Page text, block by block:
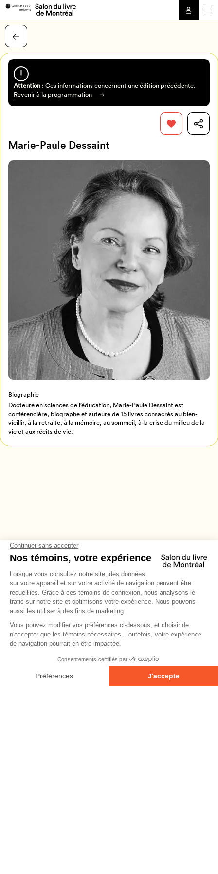
Programmation
Billetterie
Retour à l’accueil
Attention: Ces informations concernent une édition précédente.
Revenir à la programmation
Marie-Paule Dessaint
Biographie
Docteure en sciences de l’éducation, Marie-Paule Dessaint est
conférencière, biographe et auteure de 15 livres consacrés au bien-
vieillir, à la retraite, à la mémoire, au sommeil, à la crise du milieu de la
vie et aux récits de vie.
Pour enregistrer vos favoris,
connectez-vous ou créez votre profil
Mon Salon
Se connecter
Annuler